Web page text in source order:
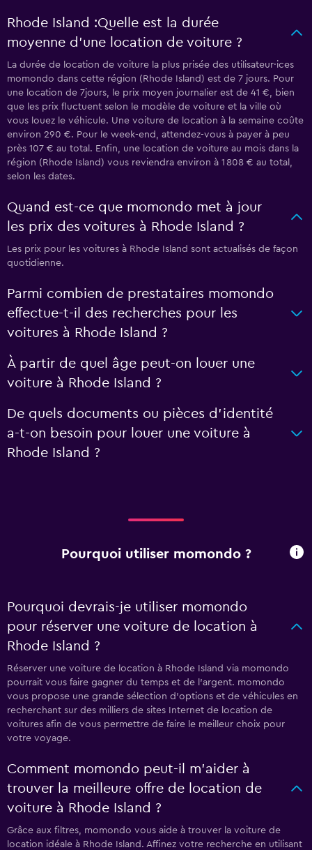
Rhode Island :Quelle est la durée
moyenne d’une location de voiture ?
La durée de location de voiture la plus prisée des utilisateur·ices
momondo dans cette région (Rhode Island) est de 7 jours. Pour
une location de 7jours, le prix moyen journalier est de 41 €, bien
que les prix fluctuent selon le modèle de voiture et la ville où
vous louez le véhicule. Une voiture de location à la semaine coûte
environ 290 €. Pour le week-end, attendez-vous à payer à peu
près 107 € au total. Enfin, une location de voiture au mois dans la
région (Rhode Island) vous reviendra environ à 1 808 € au total,
selon les dates.
Quand est-ce que momondo met à jour
les prix des voitures à Rhode Island ?
Les prix pour les voitures à Rhode Island sont actualisés de façon
quotidienne.
Parmi combien de prestataires momondo
effectue-t-il des recherches pour les
voitures à Rhode Island ?
À partir de quel âge peut-on louer une
voiture à Rhode Island ?
De quels documents ou pièces d'identité
a-t-on besoin pour louer une voiture à
Rhode Island ?
Pourquoi utiliser momondo ?
Pourquoi devrais-je utiliser momondo
pour réserver une voiture de location à
Rhode Island ?
Réserver une voiture de location à Rhode Island via momondo
pourrait vous faire gagner du temps et de l'argent. momondo
vous propose une grande sélection d'options et de véhicules en
recherchant sur des milliers de sites Internet de location de
voitures afin de vous permettre de faire le meilleur choix pour
votre voyage.
Comment momondo peut-il m’aider à
trouver la meilleure offre de location de
voiture à Rhode Island ?
Grâce aux filtres, momondo vous aide à trouver la voiture de
location idéale à Rhode Island. Affinez votre recherche en utilisant